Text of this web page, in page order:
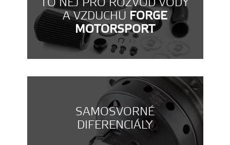
TO NEJ PRO ROZVOD VODY
A VZDUCHU FORGE
MOTORSPORT
SAMOSVORNÉ
DIFERENCIÁLY